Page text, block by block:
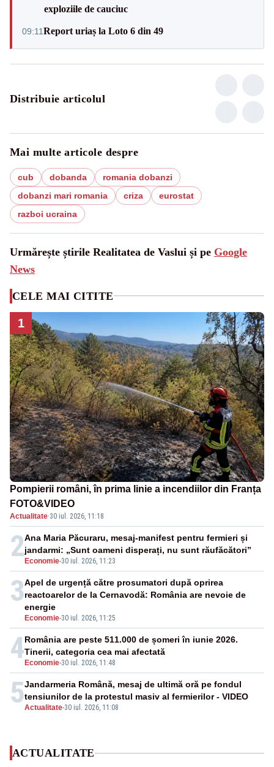
exploziile de cauciuc
09:11Report uriaș la Loto 6 din 49
Distribuie articolul
Mai multe articole despre
cub dobanda
romania dobanzi
dobanzi mari romania
criza
eurostat
razboi ucraina
Urmărește știrile Realitatea de Vaslui și pe Google
News
CELE MAI CITITE
1
Pompierii români, în prima linie a incendiilor din Franța
FOTO&VIDEO
Actualitate·30 iul. 2026, 11:18
2 Economie-30 iul. 2026, 11:23
Ana Maria Păcuraru, mesaj-manifest pentru fermieri și
jandarmi: „Sunt oameni disperați, nu sunt răufăcători”
3
Economie-30 iul. 2026, 11:25
Apel de urgență către prosumatori după oprirea
reactoarelor de la Cernavodă: România are nevoie de
energie
4 Economie-30 iul. 2026, 11:48
România are peste 511.000 de șomeri în iunie 2026.
Tinerii, categoria cea mai afectată
5Actualitate-30 iul. 2026, 11:08
Jandarmeria Română, mesaj de ultimă oră pe fondul
tensiunilor de la protestul masiv al fermierilor - VIDEO
ACTUALITATE